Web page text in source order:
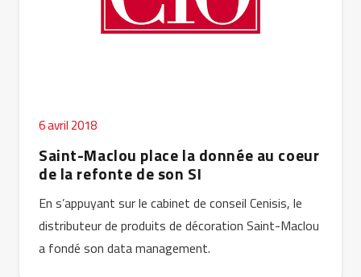
6 avril 2018
Saint-Maclou place la donnée au coeur
de la refonte de son SI
En s’appuyant sur le cabinet de conseil Cenisis, le
distributeur de produits de décoration Saint-Maclou
a fondé son data management.